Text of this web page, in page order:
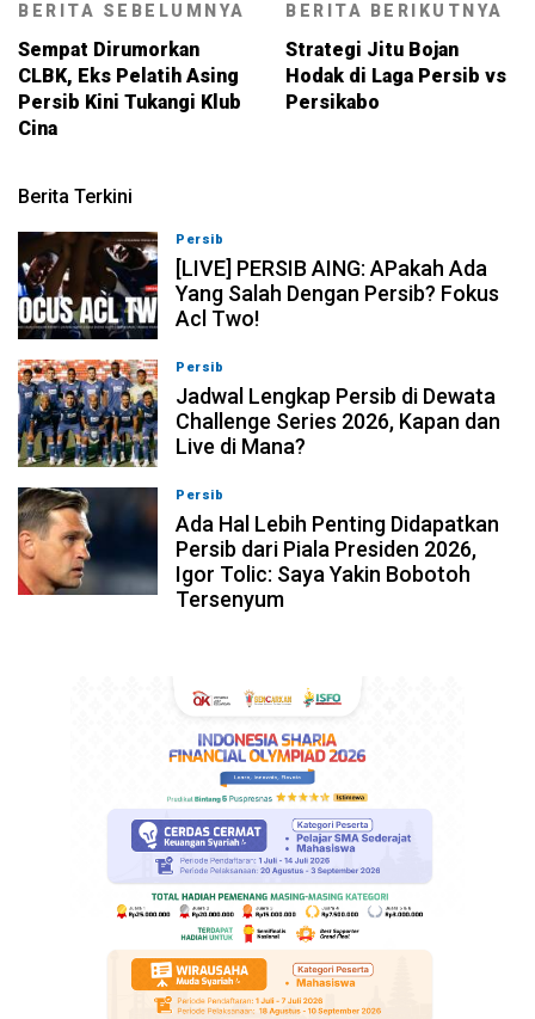
BERITA SEBELUMNYA
Sempat Dirumorkan
CLBK, Eks Pelatih Asing
Persib Kini Tukangi Klub
Cina
BERITA BERIKUTNYA
Strategi Jitu Bojan
Hodak di Laga Persib vs
Persikabo
Berita Terkini
Persib
[LIVE] PERSIB AING: APakah Ada
Yang Salah Dengan Persib? Fokus
Acl Two!
Persib
Jadwal Lengkap Persib di Dewata
Challenge Series 2026, Kapan dan
Live di Mana?
Persib
Ada Hal Lebih Penting Didapatkan
Persib dari Piala Presiden 2026,
Igor Tolic: Saya Yakin Bobotoh
Tersenyum